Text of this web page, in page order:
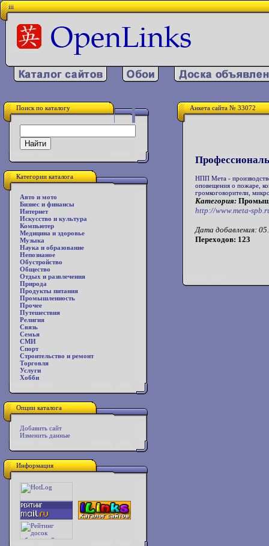
iii
Поиск по каталогу
Категории каталога
Авто и мото
Бизнес и финансы
Интернет
Искусство и культура
Компьютер
Медицина и здоровье
Музыка
Наука и образование
Непознаное
Обустройство
Общество
Отдых и развлечения
Природа
Продукты питания
Промышленность
Прочее
Путешествия
Религия
Связь
Семья
СМИ
Спорт
Строительство и ремонт
Торговля
Услуги
Хобби
Опции каталога
Добавить сайт
Изменить данные
Информация
Анкета сайта № 33072
НПП Мета -
оповещения о пожаре,
громкоговорители,
Категория:
http://www.meta-
Дата добавления:
Переходов: 123